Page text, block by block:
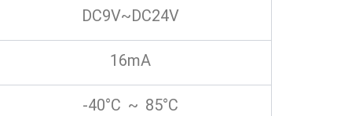
DC9V~DC24V
16mA
-40°C ~ 85°C